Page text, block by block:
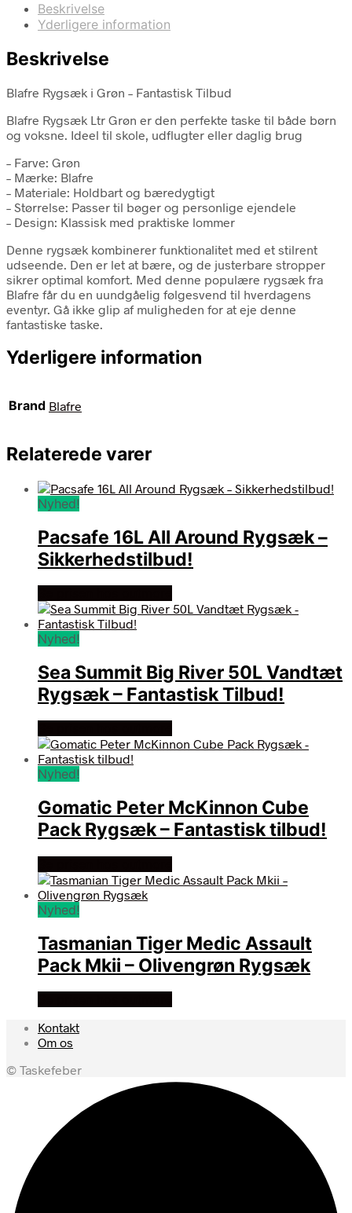
Beskrivelse
Yderligere information
Beskrivelse
Blafre Rygsæk i Grøn – Fantastisk Tilbud
Blafre Rygsæk Ltr Grøn er den perfekte taske til både børn
og voksne. Ideel til skole, udflugter eller daglig brug
– Farve: Grøn
– Mærke: Blafre
– Materiale: Holdbart og bæredygtigt
– Størrelse: Passer til bøger og personlige ejendele
– Design: Klassisk med praktiske lommer
Denne rygsæk kombinerer funktionalitet med et stilrent
udseende. Den er let at bære, og de justerbare stropper
sikrer optimal komfort. Med denne populære rygsæk fra
Blafre får du en uundgåelig følgesvend til hverdagens
eventyr. Gå ikke glip af muligheden for at eje denne
fantastiske taske.
Yderligere information
Brand Blafre
Relaterede varer
Nyhed!
Pacsafe 16L All Around Rygsæk –
Sikkerhedstilbud!
Nyhed!
Sea Summit Big River 50L Vandtæt
Rygsæk – Fantastisk Tilbud!
Nyhed!
Gomatic Peter McKinnon Cube
Pack Rygsæk – Fantastisk tilbud!
Nyhed!
Tasmanian Tiger Medic Assault
Pack Mkii – Olivengrøn Rygsæk
Kontakt
Om os
© Taskefeber